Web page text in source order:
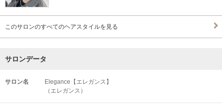
このサロンのすべてのヘアスタイルを見る
サロンデータ
サロン名
Elegance【エレガンス】
（エレガンス）